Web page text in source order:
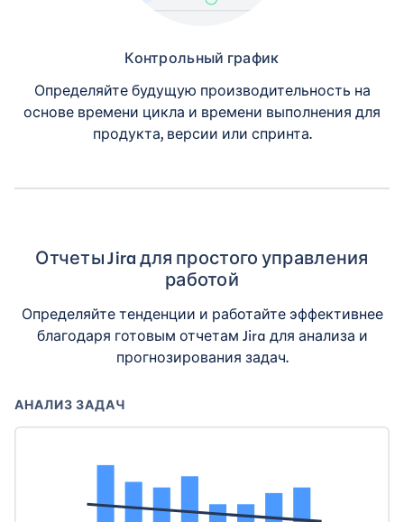
Контрольный график
Определяйте будущую производительность на
основе времени цикла и времени выполнения для
продукта, версии или спринта.
Отчеты Jira для простого управления
работой
Определяйте тенденции и работайте эффективнее
благодаря готовым отчетам Jira для анализа и
прогнозирования задач.
АНАЛИЗ ЗАДАЧ